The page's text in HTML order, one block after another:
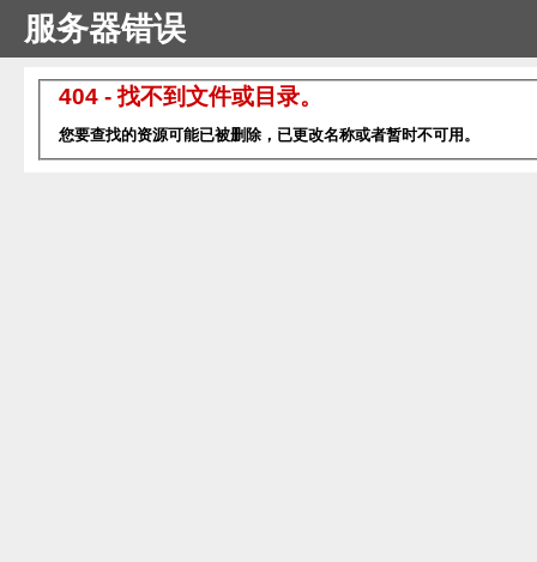
服务器错误
404 - 找不到文件或目录。
您要查找的资源可能已被删除，已更改名称或者暂时不可用。